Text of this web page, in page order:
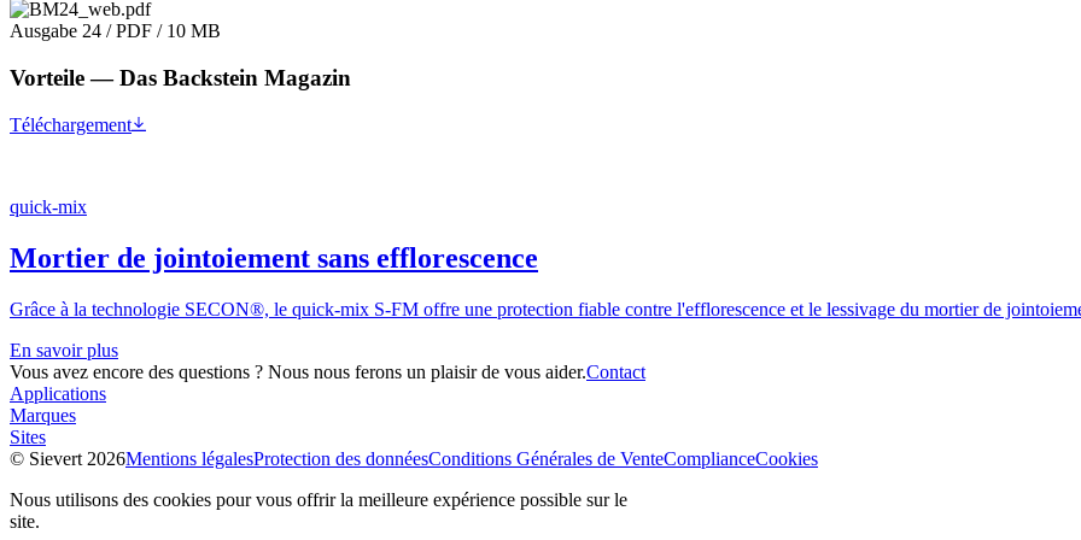
Ausgabe 24 / PDF / 10 MB
Vorteile — Das Backstein Magazin
Téléchargement
quick-mix
Mortier de jointoiement sans efflorescence
Grâce à la technologie SECON®, le quick-mix S-FM offre une protection fiable contre l'efflorescence et le lessivage du mortier de
En savoir plus
Vous avez encore des questions ? Nous nous ferons un plaisir de vous aider.Contact
Applications
Marques
Sites
© Sievert 2026Mentions légalesProtection des donnéesConditions Générales de VenteComplianceCookies
Nous utilisons des cookies pour vous offrir la meilleure expérience possible sur le
site.